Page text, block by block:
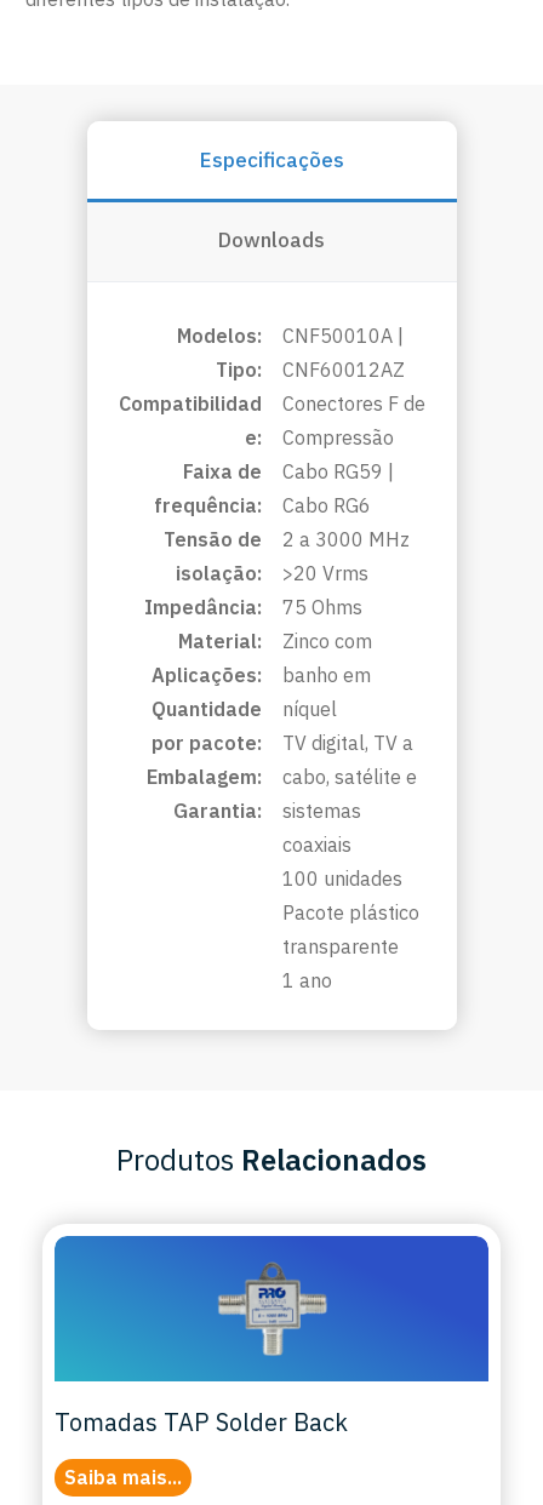
Especificações
Downloads
Modelos:
Tipo:
Compatibilidad
e:
Faixa de
frequência:
Tensão de
isolação:
Impedância:
Material:
Aplicações:
Quantidade
por pacote:
Embalagem:
Garantia:
CNF50010A |
CNF60012AZ
Conectores F de
Compressão
Cabo RG59 |
Cabo RG6
2 a 3000 MHz
>20 Vrms
75 Ohms
Zinco com
banho em
níquel
TV digital, TV a
cabo, satélite e
sistemas
coaxiais
100 unidades
Pacote plástico
transparente
1 ano
Produtos Relacionados
Tomadas TAP Solder Back
Saiba mais...